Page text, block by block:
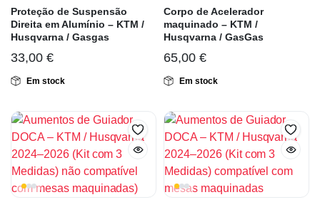
Proteção de Suspensão
Direita em Alumínio – KTM /
Husqvarna / Gasgas
33,00 €
Em stock
Corpo de Acelerador
maquinado – KTM /
Husqvarna / GasGas
65,00 €
Em stock